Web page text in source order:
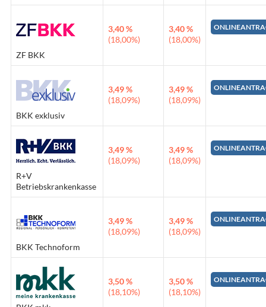
ZF BKK
3,40 %
(18,00%)
3,40 %
(18,00%)
BKK exklusiv
3,49 %
(18,09%)
3,49 %
(18,09%)
R+V
Betriebskrankenkasse
3,49 %
(18,09%)
3,49 %
(18,09%)
BKK Technoform
3,49 %
(18,09%)
3,49 %
(18,09%)
3,50 %
(18,10%)
3,50 %
(18,10%)